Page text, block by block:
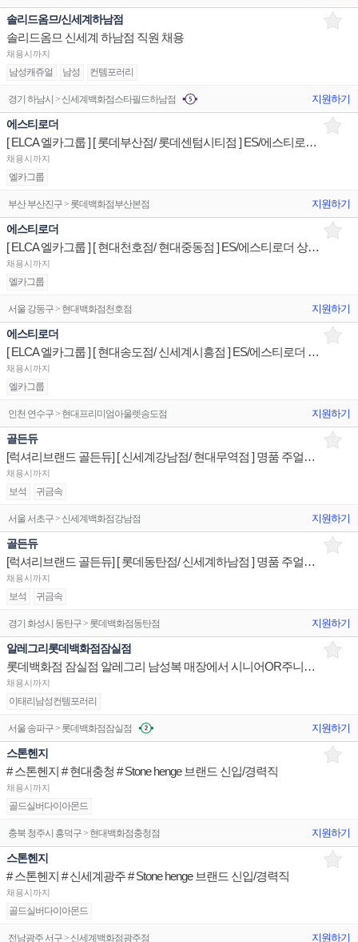
솔리드옴므/신세계하남점
솔리드옴므 신세계 하남점 직원 채용
채용시까지
남성캐쥬얼 남성 컨템포러리
경기 하남시 > 신세계백화점스타필드하남점 지원하기
에스티로더
[ ELCA 엘카그룹 ] [ 롯데부산점/ 롯데센텀시티점 ] ES/에스티로더 상품/진열/지원 매장판매사원
채용시까지
엘카그룹
부산 부산진구 > 롯데백화점부산본점 지원하기
에스티로더
[ ELCA 엘카그룹 ] [ 현대천호점/ 현대중동점 ] ES/에스티로더 상품/진열/지원 매장판매사원
채용시까지
엘카그룹
서울 강동구 > 현대백화점천호점 지원하기
에스티로더
[ ELCA 엘카그룹 ] [ 현대송도점/ 신세계시흥점 ] ES/에스티로더 상품/진열/지원 매장판매사원
채용시까지
엘카그룹
인천 연수구 > 현대프리미엄아울렛송도점 지원하기
골든듀
[럭셔리브랜드 골든듀] [ 신세계강남점/ 현대무역점 ] 명품 주얼리 상품/진열/지원 매장판매사원
채용시까지
보석 귀금속
서울 서초구 > 신세계백화점강남점 지원하기
골든듀
[럭셔리브랜드 골든듀] [ 롯데동탄점/ 신세계하남점 ] 명품 주얼리 상품/진열/지원 매장판매사원
채용시까지
보석 귀금속
경기 화성시 동탄구 > 롯데백화점동탄점 지원하기
알레그리롯데백화점잠실점
롯데백화점 잠실점 알레그리 남성복 매장에서 시니어OR주니어사원을 구인합니다.
채용시까지
이태리남성컨템포러리
서울 송파구 > 롯데백화점잠실점 지원하기
스톤헨지
# 스톤헨지 # 현대충청 # Stone henge 브랜드 신입/경력직
채용시까지
골드실버다이아몬드
충북 청주시 흥덕구 > 현대백화점충청점 지원하기
스톤헨지
# 스톤헨지 # 신세계광주 # Stone henge 브랜드 신입/경력직
채용시까지
골드실버다이아몬드
전남광주 서구 > 신세계백화점광주점 지원하기